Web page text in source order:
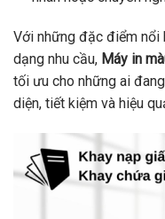
Với những đặc điểm nổi
dạng nhu cầu, Máy in
tối ưu cho những ai
diện, tiết kiệm và hiệu